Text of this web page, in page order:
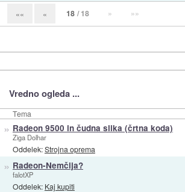
«« « 18 / 18 » »»
Vredno ogleda ...
Tema
» Radeon 9500 in čudna slika (črtna koda)
Ziga Dolhar
Oddelek:Strojna oprema
» Radeon-Nemčija?
falotXP
Oddelek: Kaj kupiti